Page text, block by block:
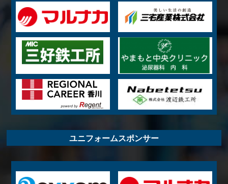
ユニフォームスポンサー